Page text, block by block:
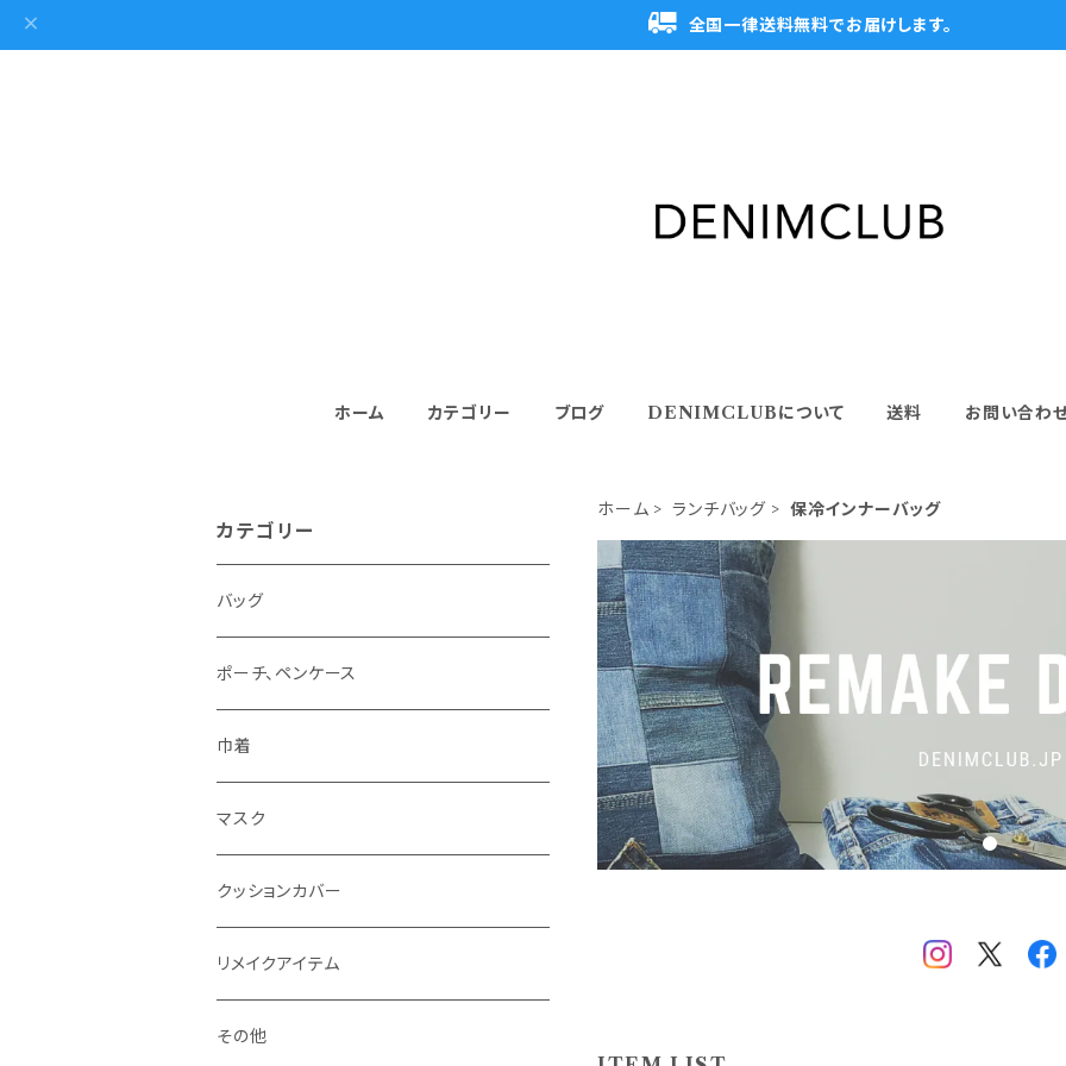
全国一律送料無料でお届けします。
ホーム カテゴリー ブログ DENIMCLUBについて 送料 お問い合わ
ホーム ランチバッグ 保冷インナーバッグ
カテゴリー
バッグ
ポーチ、ペンケース
巾着
マスク
クッションカバー
リメイクアイテム
その他